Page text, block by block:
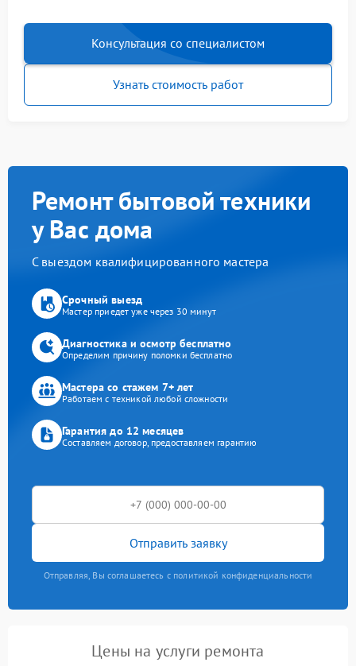
Консультация со специалистом
Узнать стоимость работ
Ремонт бытовой техники
у Вас дома
С выездом квалифицированного мастера
Срочный выезд
Мастер приедет уже через 30 минут
Диагностика и осмотр бесплатно
Определим причину поломки бесплатно
Мастера со стажем 7+ лет
Работаем с техникой любой сложности
Гарантия до 12 месяцев
Составляем договор, предоставляем гарантию
Отправить заявку
Отправляя, Вы соглашаетесь с политикой конфиденциальности
Цены на услуги ремонта